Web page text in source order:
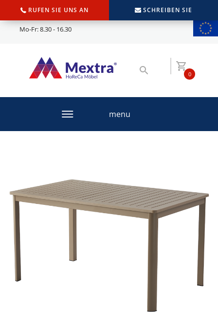
RUFEN SIE UNS AN SCHREIBEN SIE
Mo-Fr: 8.30 - 16.30
0
menu